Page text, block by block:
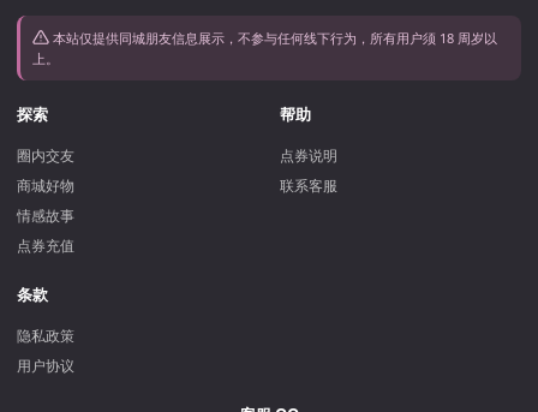
本站仅提供同城朋友信息展示，不参与任何线下行为，所有用户须 18 周岁以
上。
探索
圈内交友
商城好物
情感故事
点券充值
帮助
点券说明
联系客服
条款
隐私政策
用户协议